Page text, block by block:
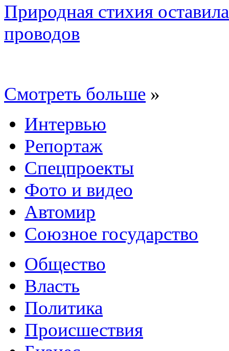
Природная стихия
проводов
Смотреть больше »
Интервью
Репортаж
Спецпроекты
Фото и видео
Автомир
Союзное государство
Общество
Власть
Политика
Происшествия